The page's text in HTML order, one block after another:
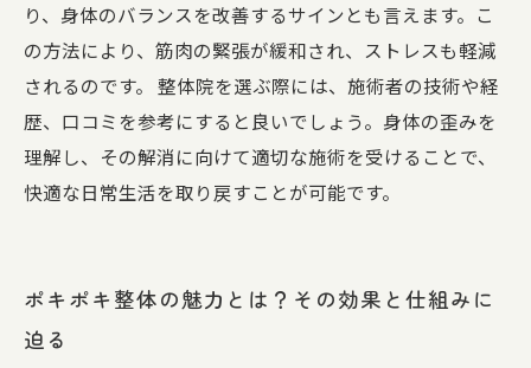
り、身体のバランスを改善するサインとも言えます。こ
の方法により、筋肉の緊張が緩和され、ストレスも軽減
されるのです。 整体院を選ぶ際には、施術者の技術や経
歴、口コミを参考にすると良いでしょう。身体の歪みを
理解し、その解消に向けて適切な施術を受けることで、
快適な日常生活を取り戻すことが可能です。
ポキポキ整体の魅力とは？その効果と仕組みに
迫る